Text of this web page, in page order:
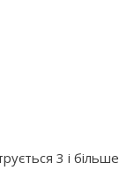
3 і більше